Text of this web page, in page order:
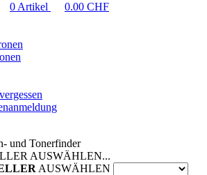
0 Artikel 0.00 CHF
und Tonerfinder
AUSWÄHLEN...
AUSWÄHLEN